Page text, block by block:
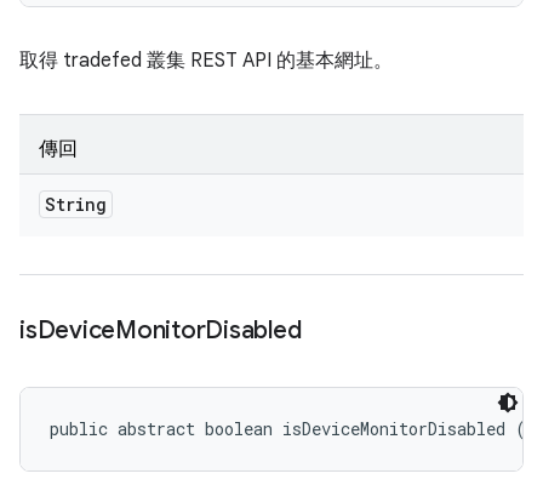
取得 tradefed 叢集 REST API 的基本網址。
傳回
String
isDeviceMonitorDisabled
public abstract boolean isDeviceMonitorDisabled ()